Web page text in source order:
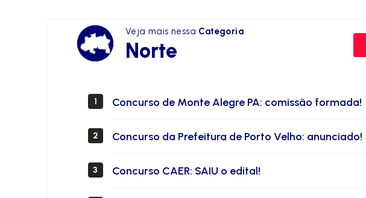
Veja mais nessa Categoria
Norte
Norte
1 Concurso de Monte Alegre PA: comissão formada!
2 Concurso da Prefeitura de Porto Velho: anunciado!
3 Concurso CAER: SAIU o edital!